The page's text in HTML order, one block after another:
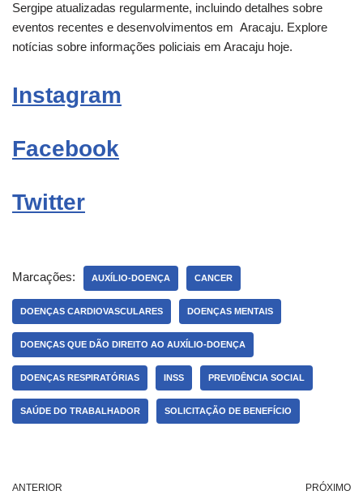
Sergipe atualizadas regularmente, incluindo detalhes sobre
eventos recentes e desenvolvimentos em Aracaju. Explore
notícias sobre informações policiais em Aracaju hoje.
Instagram
Facebook
Twitter
Marcações: AUXÍLIO-DOENÇA CANCER
DOENÇAS CARDIOVASCULARES DOENÇAS MENTAIS
DOENÇAS QUE DÃO DIREITO AO AUXÍLIO-DOENÇA
DOENÇAS RESPIRATÓRIAS INSS PREVIDÊNCIA SOCIAL
SAÚDE DO TRABALHADOR SOLICITAÇÃO DE BENEFÍCIO
ANTERIOR PRÓXIMO